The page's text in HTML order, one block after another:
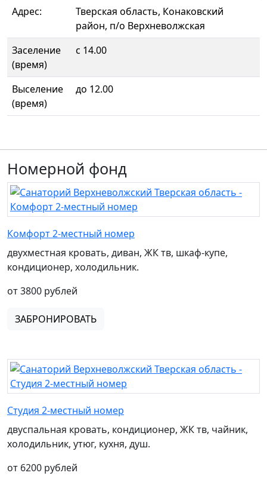
Адрес:
Тверская область, Конаковский
район, п/о Верхневолжская
Заселение
(время)
с 14.00
Выселение
(время)
до 12.00
Номерной фонд
Комфорт 2-местный номер
двухместная кровать, диван, ЖК тв, шкаф-купе,
кондиционер, холодильник.
от 3800 рублей
ЗАБРОНИРОВАТЬ
Студия 2-местный номер
двуспальная кровать, кондиционер, ЖК тв, чайник,
холодильник, утюг, кухня, душ.
от 6200 рублей